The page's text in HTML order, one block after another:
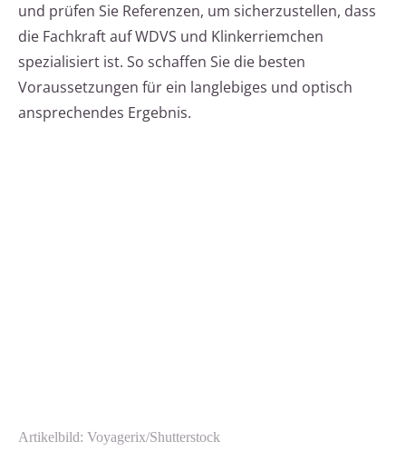
und prüfen Sie Referenzen, um sicherzustellen, dass
die Fachkraft auf WDVS und Klinkerriemchen
spezialisiert ist. So schaffen Sie die besten
Voraussetzungen für ein langlebiges und optisch
ansprechendes Ergebnis.
Artikelbild: Voyagerix/Shutterstock